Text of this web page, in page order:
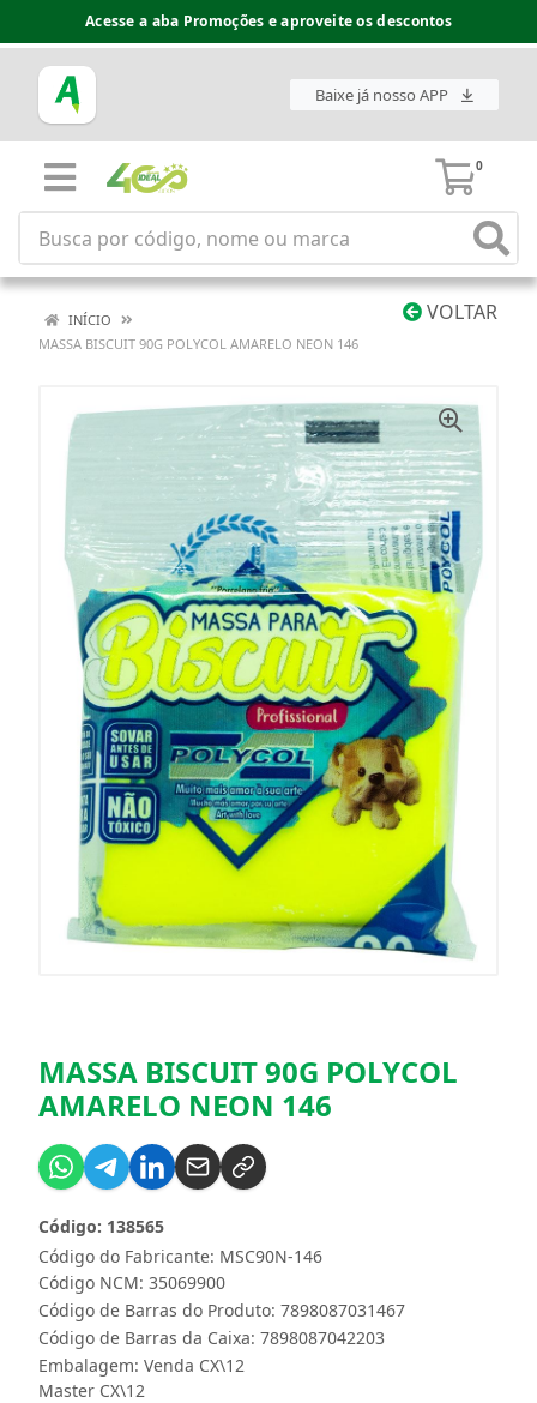
Acesse a aba Promoções e aproveite os descontos
Baixe já nosso APP
0
VOLTAR
INÍCIO
MASSA BISCUIT 90G POLYCOL AMARELO NEON 146
MASSA BISCUIT 90G POLYCOL
AMARELO NEON 146
Código do Fabricante: MSC90N-146
Código: 138565
Código NCM: 35069900
Código de Barras do Produto: 7898087031467
Código de Barras da Caixa: 7898087042203
Embalagem: Venda CX\12
Master CX\12